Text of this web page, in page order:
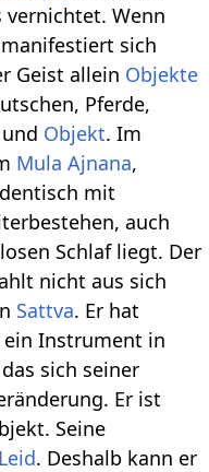
Wenn
sich
Geist allein Objekte
Pferde,
Objekt. Im
Mula Ajnana,
mit
auch
Schlaf liegt. Der
nicht aus sich
Sattva. Er hat
ein Instrument in
sich seiner
Er ist
Seine
Leid. Deshalb kann er